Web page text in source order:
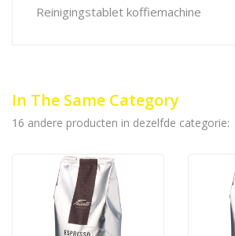
Reinigingstablet koffiemachine
In The Same Category
16 andere producten in dezelfde categorie: